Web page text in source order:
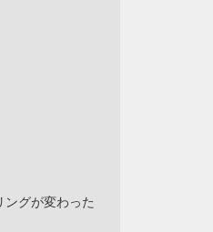
グが変わった